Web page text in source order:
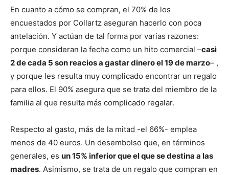
En cuanto a cómo se compran, el 70% de los
encuestados por Collartz aseguran hacerlo con poca
antelación. Y actúan de tal forma por varias razones:
porque consideran la fecha como un hito comercial –casi
2 de cada 5 son reacios a gastar dinero el 19 de marzo– ,
y porque les resulta muy complicado encontrar un regalo
para ellos. El 90% asegura que se trata del miembro de la
familia al que resulta más complicado regalar.
Respecto al gasto, más de la mitad -el 66%- emplea
menos de 40 euros. Un desembolso que, en términos
generales, es un 15% inferior que el que se destina a las
madres. Asimismo, se trata de un regalo que compran en